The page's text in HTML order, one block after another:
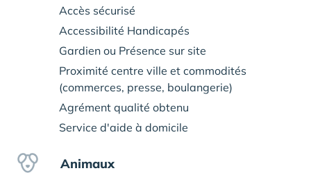
Accès sécurisé
Accessibilité Handicapés
Gardien ou Présence sur site
Proximité centre ville et commodités
(commerces, presse, boulangerie)
Agrément qualité obtenu
Service d'aide à domicile
Animaux